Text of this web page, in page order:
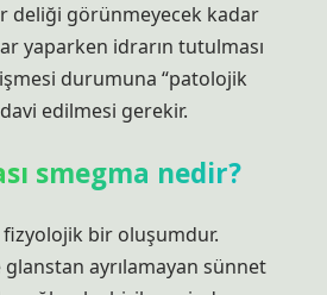
deliği görünmeyecek kadar
yaparken idrarın tutulması
durumuna “patolojik
edilmesi gerekir.
smegma nedir?
bir oluşumdur.
glanstan ayrılamayan sünnet